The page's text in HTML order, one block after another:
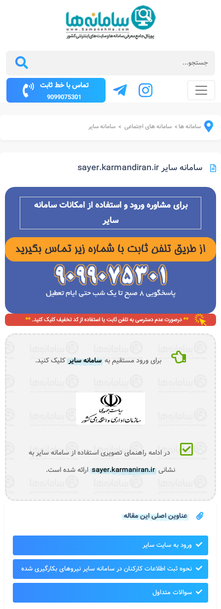
تماس با خط ثابت
9099075301
سامانه ها> سامانه های اجتماعی > سامانه سایر
سامانه سایر sayer.karmandiran.ir
برای مشاوره ورود و استفاده از امکانات سامانه
سایر
برای ورود مستقیم به سامانه سایر کلیک کنید.
در ادامه راهنمای تصویری استفاده از سامانه سایر به
نشانی sayer.karmaniran.irارائه شده است.
عناوین اصلی این مقاله
ورود به سایت سایر
نحوه ثبت اطلاعات کارکنان در سامانه سایر نیروهای بکارگیری شده
سوالات متداول